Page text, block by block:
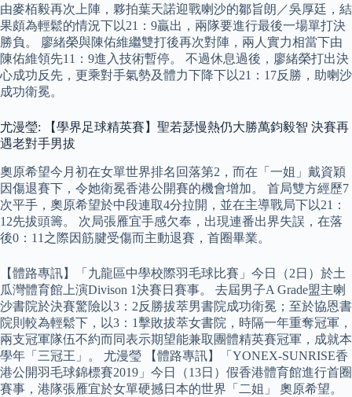
由麥栢毅再次上陣，夥拍葉天諾迎戰喇沙的鄒旨朗／吳厚廷，結
果頗為輕鬆的情況下以21：9贏出，兩隊要進行最後一場單打決
勝負。 廖緒榮與陳佑維繼雙打後再次對陣，兩人實力相當下由
陳佑維領先11：9進入技術暫停。 不過休息過後，廖緒榮打出決
心成功反先，更乘對手氣勢及體力下降下以21：17反勝，助喇沙
成功衛冕。
尤漫瑩: 【學界足球精英賽】聖若瑟慢熱仍大勝萬鈞毅智 決賽再
遇老對手男拔
奧原希望今月初在女單世界排名回落第2，而在「一姐」戴資穎
因傷退賽下，令她衛冕香港公開賽的機會增加。 首局雙方經歷7
次平手，奧原希望於中段連取4分拉開，並在主導戰局下以21：
12先拔頭籌。 次局張雁宜手感欠奉，出現連番出界失誤，在落
後0：11之際因筋腱受傷而主動退賽，首圈畢業。
【體路專訊】「九龍區中學校際羽毛球比賽」今日（2日）於土
瓜灣體育館上演Divison 1決賽日賽事。 去屆男子A Grade盟主喇
沙書院於決賽驚險以3：2反勝拔萃男書院成功衛冕；至於協恩書
院則較為輕鬆下，以3：1擊敗拔萃女書院，時隔一年重奪冠軍，
兩支冠軍隊伍不約而同表示期望能兼取團體精英賽冠軍，成就本
學年「三冠王」。 尤漫瑩 【體路專訊】「YONEX-SUNRISE香
港公開羽毛球錦標賽2019」今日（13日）假香港體育館進行首圈
賽事，港隊張雁宜於女單硬撼日本的世界「二姐」 奧原希望。